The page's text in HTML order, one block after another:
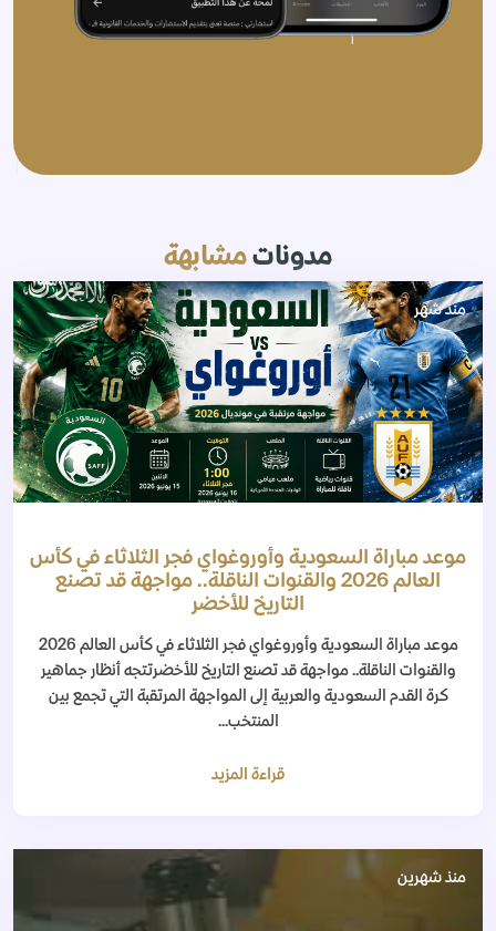
مدونات مشابهة
منذ شهر
موعد مباراة السعودية وأوروغواي فجر الثلاثاء في كأس
العالم 2026 والقنوات الناقلة.. مواجهة قد تصنع
التاريخ للأخضر
موعد مباراة السعودية وأوروغواي فجر الثلاثاء في كأس العالم 2026
والقنوات الناقلة.. مواجهة قد تصنع التاريخ للأخضرتتجه أنظار جماهير
كرة القدم السعودية والعربية إلى المواجهة المرتقبة التي تجمع بين
المنتخب...
قراءة المزيد
منذ شهرين